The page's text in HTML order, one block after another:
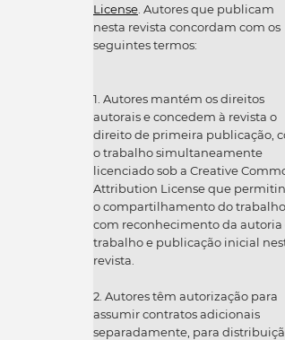
License . Autores que publicam
nesta revista concordam com os
seguintes termos:
1. Autores mantém os direitos
autorais e concedem à revista o
direito de primeira publicação,
o trabalho simultaneamente
licenciado sob a Creative
Attribution License que
o compartilhamento do trabalho
com reconhecimento da autoria
trabalho e publicação inicial
revista.
2. Autores têm autorização para
assumir contratos adicionais
separadamente, para